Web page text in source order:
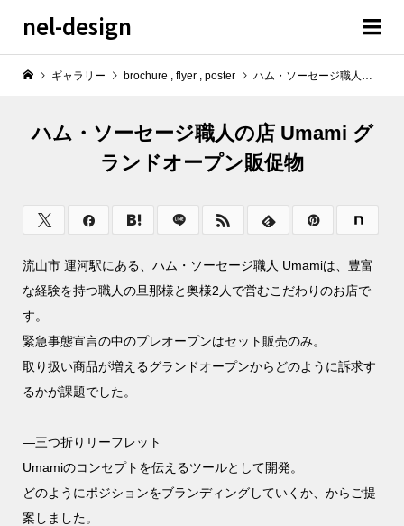
nel-design
ギャラリー brochure , flyer , poster ハム・ソーセージ職人の店 Umami グランドオープン販促物
ハム・ソーセージ職人の店 Umami グ
ランドオープン販促物
流山市 運河駅にある、ハム・ソーセージ職人 Umamiは、豊富
な経験を持つ職人の旦那様と奥様2人で営むこだわりのお店で
す。
緊急事態宣言の中のプレオープンはセット販売のみ。
取り扱い商品が増えるグランドオープンからどのように訴求す
るかが課題でした。
—三つ折りリーフレット
Umamiのコンセプトを伝えるツールとして開発。
どのようにポジションをブランディングしていくか、からご提
案しました。